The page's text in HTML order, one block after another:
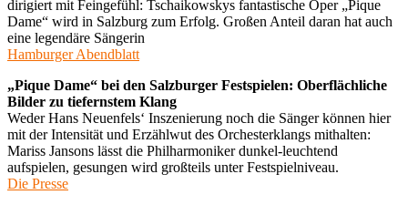
dirigiert mit Feingefühl: Tschaikowskys fantastische Oper „Pique
Dame“ wird in Salzburg zum Erfolg. Großen Anteil daran hat auch
eine legendäre Sängerin
Hamburger Abendblatt
„Pique Dame“ bei den Salzburger Festspielen: Oberflächliche
Bilder zu tiefernstem Klang
Weder Hans Neuenfels‘ Inszenierung noch die Sänger können hier
mit der Intensität und Erzählwut des Orchesterklangs mithalten:
Mariss Jansons lässt die Philharmoniker dunkel-leuchtend
aufspielen, gesungen wird großteils unter Festspielniveau.
Die Presse